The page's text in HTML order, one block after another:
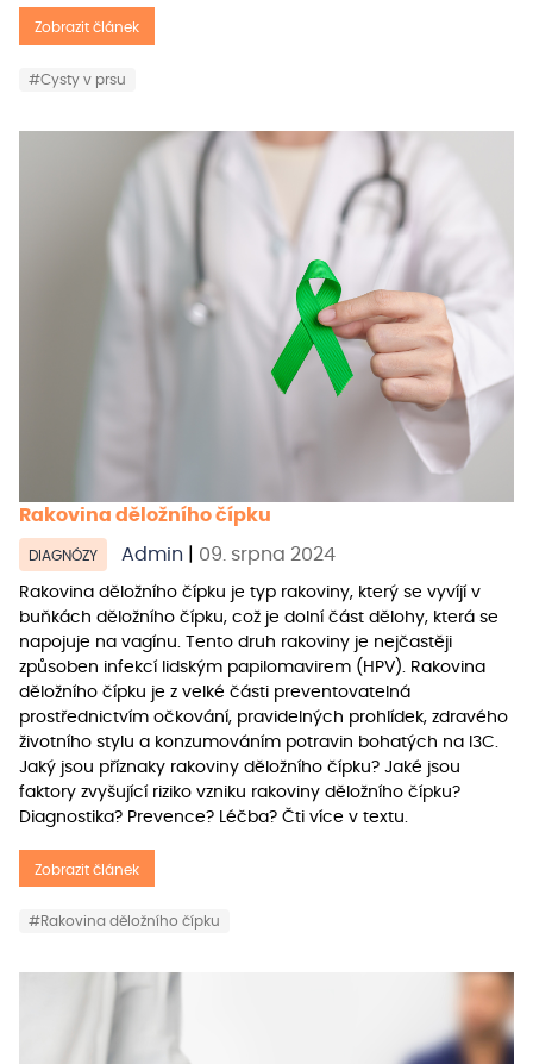
Zobrazit článek
#Cysty v prsu
Rakovina děložního čípku
DIAGNÓZY Admin 09. srpna 2024
Rakovina děložního čípku je typ rakoviny, který se vyvíjí v
buňkách děložního čípku, což je dolní část dělohy, která se
napojuje na vagínu. Tento druh rakoviny je nejčastěji
způsoben infekcí lidským papilomavirem (HPV). Rakovina
děložního čípku je z velké části preventovatelná
prostřednictvím očkování, pravidelných prohlídek, zdravého
životního stylu a konzumováním potravin bohatých na I3C.
Jaký jsou příznaky rakoviny děložního čípku? Jaké jsou
faktory zvyšující riziko vzniku rakoviny děložního čípku?
Diagnostika? Prevence? Léčba? Čti více v textu.
Zobrazit článek
#Rakovina děložního čípku